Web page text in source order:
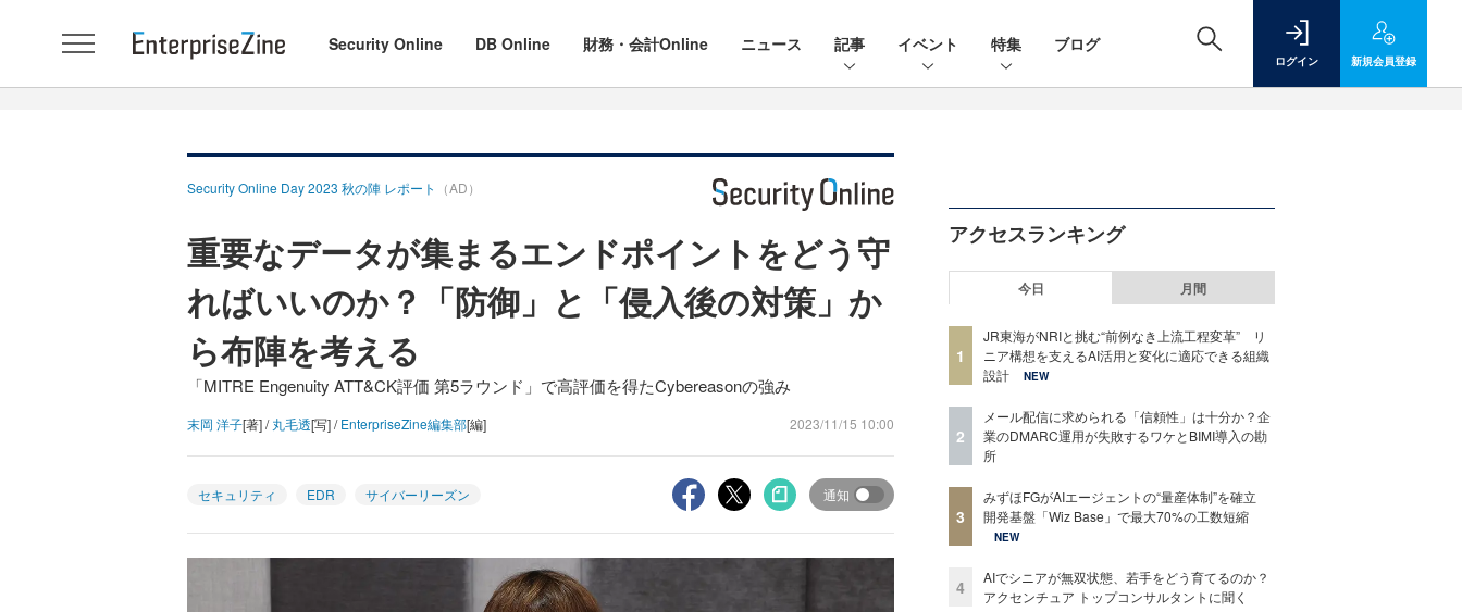
Security Online DB Online 財務・会計Online ニュース 記事 イベント 特集 ブログ
ログイン 新規会員登録
Security Online Day 2023 秋の陣 レポート （AD）
重要なデータが集まるエンドポイントをどう守
ればいいのか？「防御」と「侵入後の対策」か
ら布陣を考える
「MITRE Engenuity ATT&CK評価 第5ラウンド」で高評価を得たCybereasonの強み
末岡 洋子[著] /丸毛透[写] /EnterpriseZine編集部[編] 2023/11/15 10:00
セキュリティ EDR サイバーリーズン 通知
アクセスランキング
今日 月間
1
JR東海がNRIと挑む“前例なき上流工程変革” リ
ニア構想を支えるAI活用と変化に適応できる組織
設計
NEW
2
メール配信に求められる「信頼性」は十分か？企
業のDMARC運用が失敗するワケとBIMI導入の勘
所
3
みずほFGがAIエージェントの“量産体制”を確立
開発基盤「Wiz Base」で最大70%の工数短縮
NEW
4
AIでシニアが無双状態、若手をどう育てるのか？
アクセンチュア トップコンサルタントに聞く